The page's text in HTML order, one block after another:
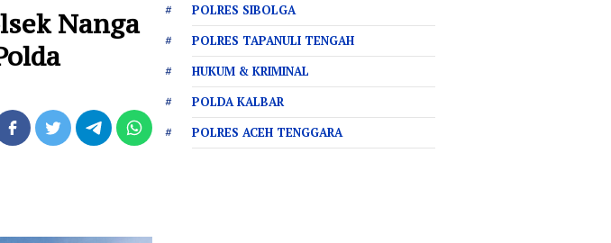
Nanga
POLRES SIBOLGA
POLRES TAPANULI TENGAH
HUKUM & KRIMINAL
POLDA KALBAR
POLRES ACEH TENGGARA